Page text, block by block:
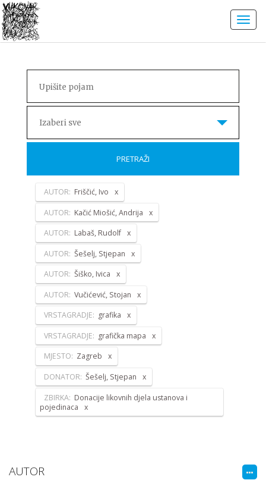
Izaberi sve
PRETRAŽI
AUTOR: Friščić, Ivo
AUTOR: Kačić Miošić, Andrija
AUTOR: Labaš, Rudolf
AUTOR: Šešelj, Stjepan
AUTOR: Šiško, Ivica
AUTOR: Vučićević, Stojan
VRSTAGRADJE: grafika
VRSTAGRADJE: grafička mapa
MJESTO: Zagreb
DONATOR: Šešelj, Stjepan
ZBIRKA: Donacije likovnih djela ustanova i
pojedinaca
AUTOR